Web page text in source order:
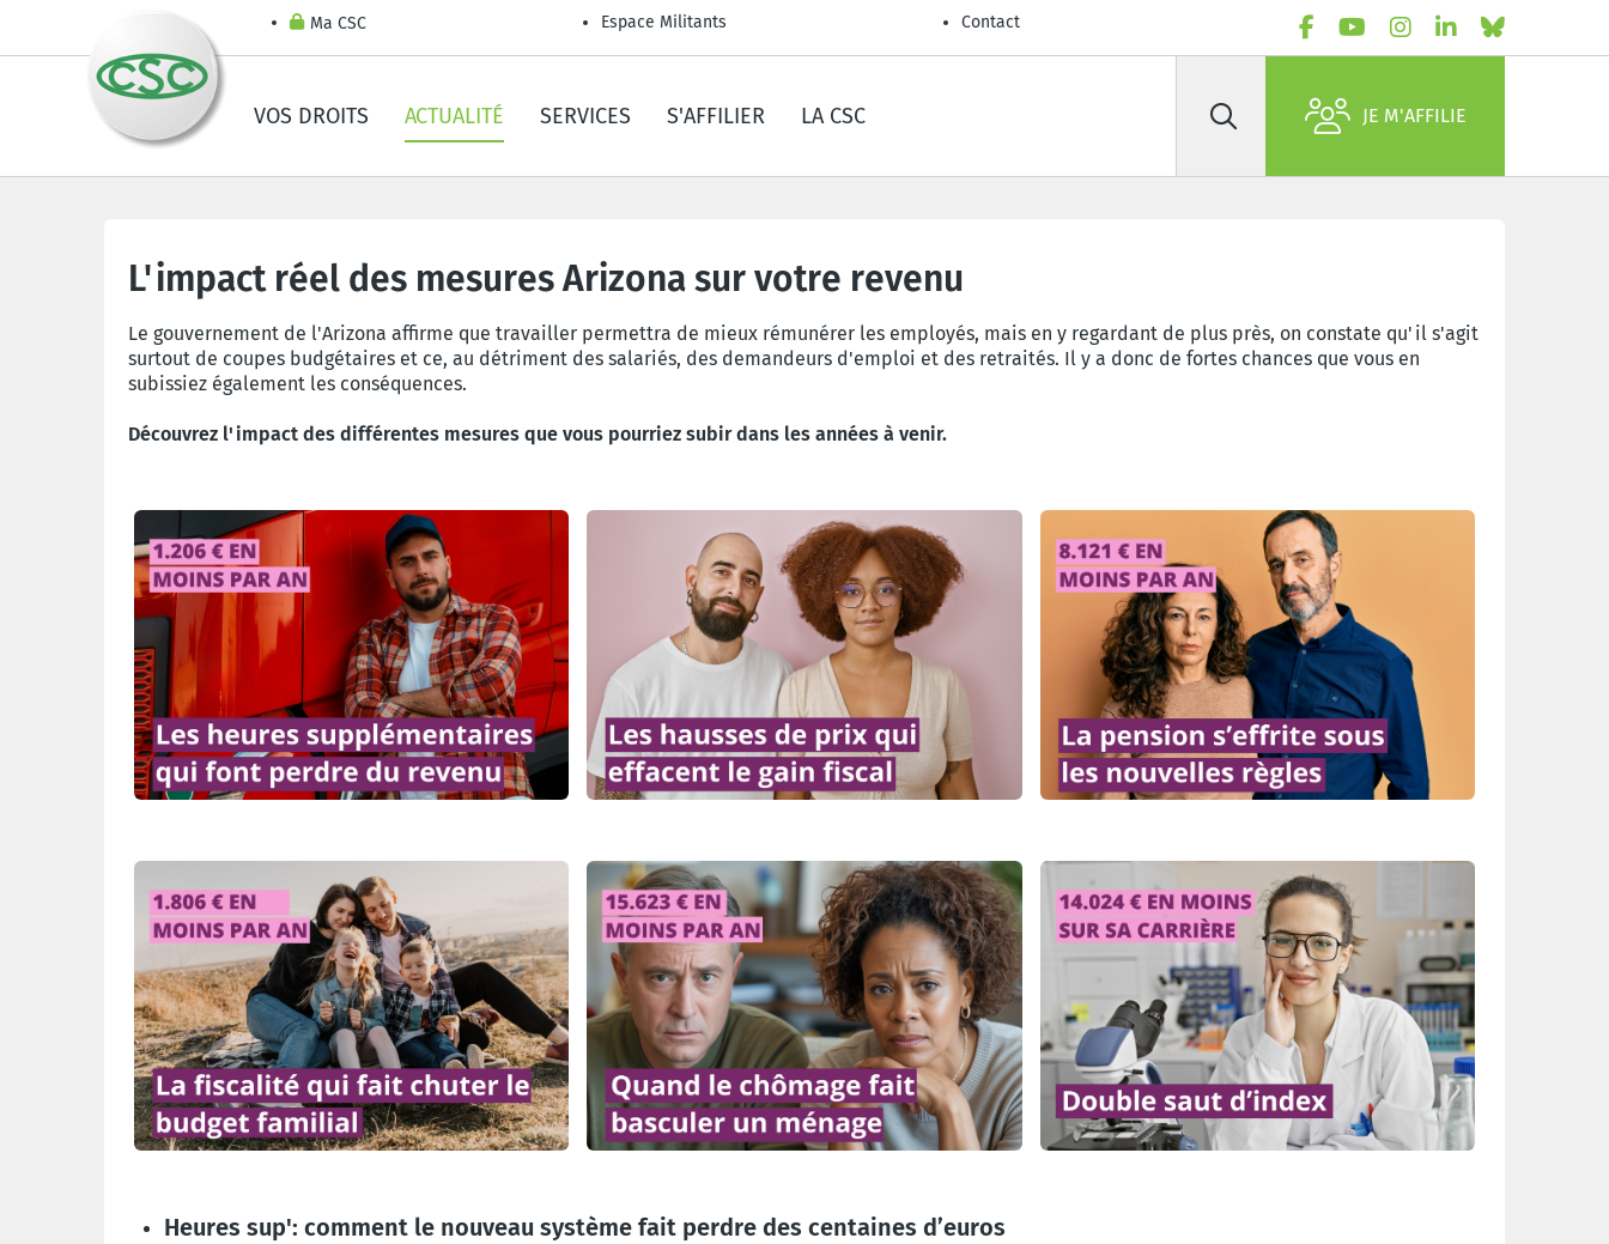
Ma CSC Espace Militants Contact
VOS DROITS ACTUALITÉ SERVICES S'AFFILIER LA CSC Rechercher JE M'AFFILIE
L'impact réel des mesures Arizona sur votre revenu
Le gouvernement de l'Arizona affirme que travailler permettra de mieux rémunérer les employés, mais en y regardant de plus près, on constate qu'il s'agit
surtout de coupes budgétaires et ce, au détriment des salariés, des demandeurs d'emploi et des retraités. Il y a donc de fortes chances que vous en
subissiez également les conséquences.
Découvrez l'impact des différentes mesures que vous pourriez subir dans les années à venir.
Heures sup': comment le nouveau système fait perdre des centaines d’euros